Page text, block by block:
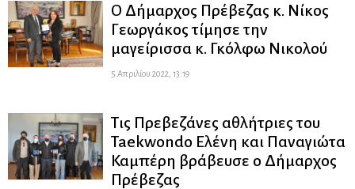
Ο Δήμαρχος Πρέβεζας κ. Νίκος
Γεωργάκος τίμησε την
μαγείρισσα κ. Γκόλφω Νικολού
5 Απριλίου 2022, 13:19
Τις Πρεβεζάνες αθλήτριες του
Taekwondo Ελένη και Παναγιώτα
Καμπέρη βράβευσε ο Δήμαρχος
Πρέβεζας